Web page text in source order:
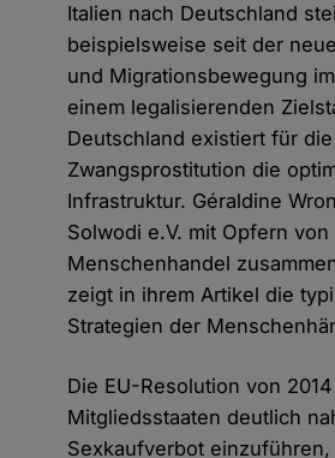
Italien nach Deutschland
beispielsweise seit der
und Migrationsbewegung
einem legalisierenden
Deutschland existiert für die
Zwangsprostitution die
Infrastruktur. Géraldine
Solwodi e.V. mit Opfern von
Menschenhandel
zeigt in ihrem Artikel die
Strategien der
Die EU-Resolution von
Mitgliedsstaaten deutlich
Sexkaufverbot